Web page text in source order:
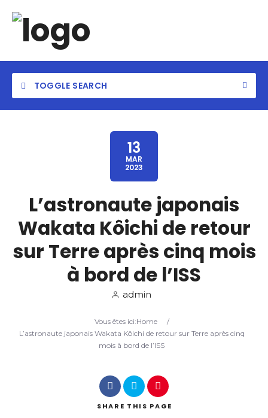
TOGGLE SEARCH
13
MAR
2023
L’astronaute japonais
Wakata Kôichi de retour
sur Terre après cinq mois
à bord de l’ISS
admin
Vous êtes ici:Home
/
L’astronaute japonais Wakata Kôichi de retour sur Terre après cinq
mois à bord de l’ISS
SHARE THIS PAGE